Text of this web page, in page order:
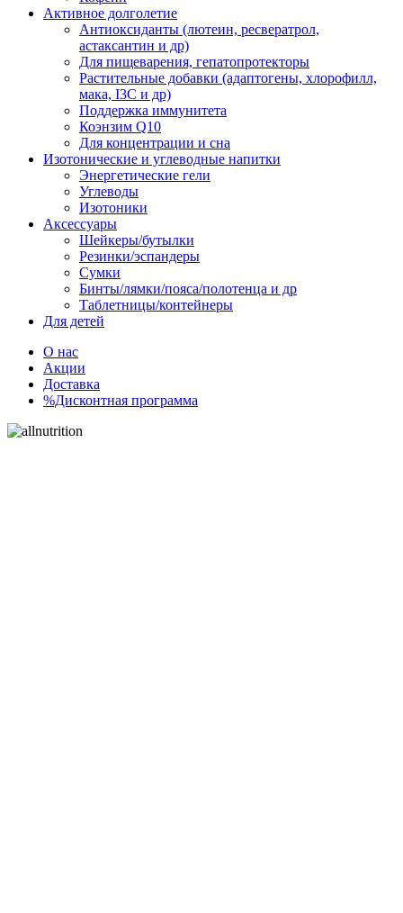
Активное долголетие
Антиоксиданты (лютеин, ресвератрол,
астаксантин и др)
Для пищеварения, гепатопротекторы
Растительные добавки (адаптогены, хлорофилл,
мака, I3C и др)
Поддержка иммунитета
Коэнзим Q10
Для концентрации и сна
Изотонические и углеводные напитки
Энергетические гели
Углеводы
Изотоники
Аксессуары
Шейкеры/бутылки
Резинки/эспандеры
Сумки
Бинты/лямки/пояса/полотенца и др
Таблетницы/контейнеры
Для детей
О нас
Акции
Доставка
%Дисконтная программа